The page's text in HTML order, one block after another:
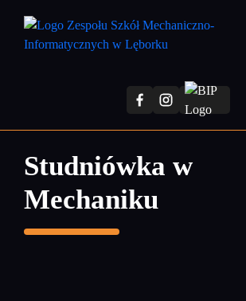
treści
Studniówka w
Mechaniku